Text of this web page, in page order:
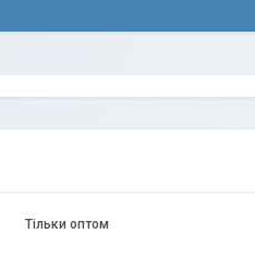
Тільки оптом